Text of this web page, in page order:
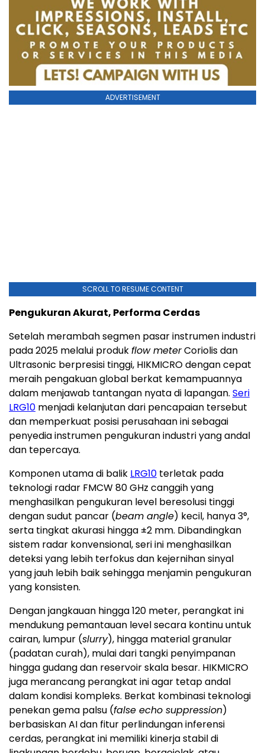
ADVERTISEMENT
SCROLL TO RESUME CONTENT
Pengukuran Akurat, Performa Cerdas
Setelah merambah segmen pasar instrumen industri
pada 2025 melalui produkflow meterCoriolis dan
Ultrasonic berpresisi tinggi, HIKMICRO dengan cepat
meraih pengakuan global berkat kemampuannya
dalam menjawab tantangan nyata di lapangan. Seri
LRG10 menjadi kelanjutan dari pencapaian tersebut
dan memperkuat posisi perusahaan ini sebagai
penyedia instrumen pengukuran industri yang andal
dan tepercaya.
Komponen utama di balik LRG10 terletak pada
teknologi radar FMCW 80 GHz canggih yang
menghasilkan pengukuran level beresolusi tinggi
dengan sudut pancar (beam angle) kecil, hanya 3°,
serta tingkat akurasi hingga ±2 mm. Dibandingkan
sistem radar konvensional, seri ini menghasilkan
deteksi yang lebih terfokus dan kejernihan sinyal
yang jauh lebih baik sehingga menjamin pengukuran
yang konsisten.
Dengan jangkauan hingga 120 meter, perangkat ini
mendukung pemantauan level secara kontinu untuk
cairan, lumpur (slurry), hingga material granular
(padatan curah), mulai dari tangki penyimpanan
hingga gudang dan reservoir skala besar. HIKMICRO
juga merancang perangkat ini agar tetap andal
dalam kondisi kompleks. Berkat kombinasi teknologi
penekan gema palsu (false echo suppression)
berbasiskan AI dan fitur perlindungan inferensi
cerdas, perangkat ini memiliki kinerja stabil di